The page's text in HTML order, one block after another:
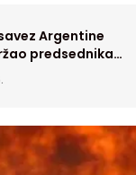
Argentine
predsednika
Infantina